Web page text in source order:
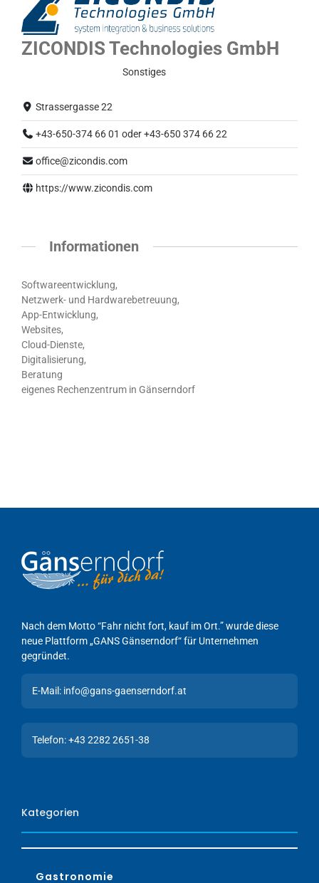
ZICONDIS Technologies GmbH
Sonstiges
Strassergasse 22
+43-650-374 66 01 oder +43-650 374 66 22
office@zicondis.com
https://www.zicondis.com
Informationen
Softwareentwicklung,
Netzwerk- und Hardwarebetreuung,
App-Entwicklung,
Websites,
Cloud-Dienste,
Digitalisierung,
Beratung
eigenes Rechenzentrum in Gänserndorf
Nach dem Motto “Fahr nicht fort, kauf im Ort.” wurde diese
neue Plattform „GANS Gänserndorf“ für Unternehmen
gegründet.
E-Mail: info@gans-gaenserndorf.at
Telefon: +43 2282 2651-38
Kategorien
Gastronomie